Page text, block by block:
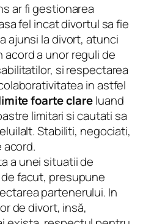
ar fi gestionarea
fel incat divortul sa fie
ajunsi la divort, atunci
a unor reguli de
si respectarea
in astfel
foarte clareluand
limitari si cautati sa
Stabiliti, negociati,
a unei situatii de
facut, presupune
partenerului. In
de divort, insă,